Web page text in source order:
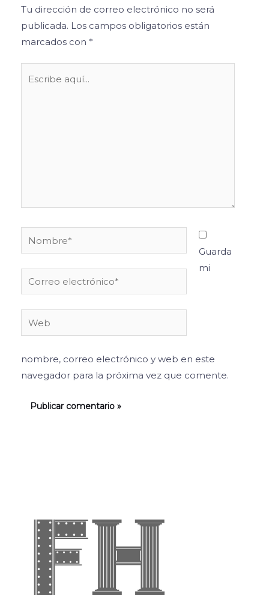
Tu dirección de correo electrónico no será
publicada. Los campos obligatorios están
marcados con *
Nombre*
Correo
electrónico*
Web
Guarda
mi
nombre, correo electrónico y web en este
navegador para la próxima vez que comente.